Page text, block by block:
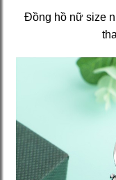
Đồng hồ nữ size